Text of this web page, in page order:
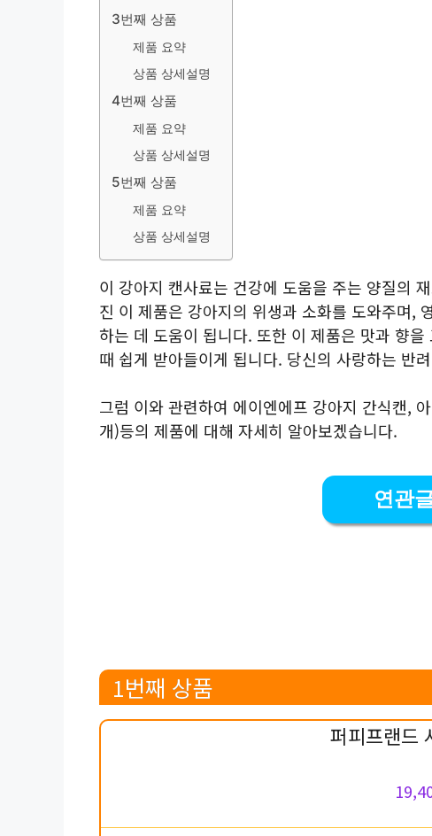
3번째 상품
제품 요약
상품 상세설명
4번째 상품
제품 요약
상품 상세설명
5번째 상품
제품 요약
상품 상세설명
이 강아지 캔사료는 건강에 도움을 주는 양질의
진 이 제품은 강아지의 위생과 소화를 도와주며,
하는 데 도움이 됩니다. 또한 이 제품은 맛과 향
때 쉽게 받아들이게 됩니다. 당신의 사랑하는 반
그럼 이와 관련하여 에이엔에프 강아지 간식캔,
개)등의 제품에 대해 자세히 알아보겠습니다.
연관
1번째 상품
퍼피프랜드